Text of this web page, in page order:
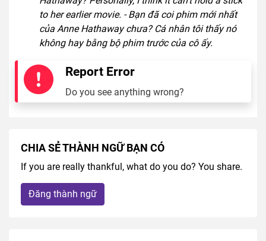
to her earlier movie. - Bạn đã coi phim mới nhất
của Anne Hathaway chưa? Cá nhân tôi thấy nó
không hay bằng bộ phim trước của cô ấy.
Report Error
Do you see anything wrong?
CHIA SẺ THÀNH NGỮ BẠN CÓ
If you are really thankful, what do you do? You share.
Đăng thành ngữ